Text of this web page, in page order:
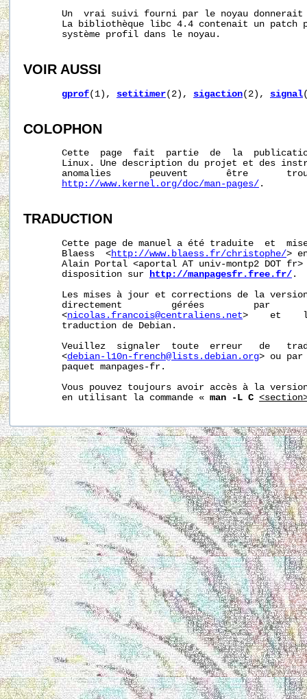
Un  vrai suivi fourni par le noyau
La bibliothèque libc 4.4 contenait un patch
       système profil dans le noyau.
VOIR AUSSI
gprof(1), setitimer(2), sigaction(2), signal
COLOPHON
Cette  page  fait  partie  de  la
Linux. Une description du projet et des
anomalies       peuvent       être
http://www.kernel.org/doc/man-pages/ .
TRADUCTION
Cette page de manuel a été traduite  et
       Blaess  <
http://www.blaess.fr/christophe/>
Alain Portal <aportal AT univ-montp2 DOT
       disposition sur
http://manpagesfr.free.fr/ .
Les mises à jour et corrections de la
directement         gérées         par
       <
nicolas.francois@centraliens.net>    et
       traduction de Debian.
Veuillez  signaler  toute  erreur   de
       <
debian-l10n-french@lists.debian.org> ou par
       paquet manpages-fr.
Vous pouvez toujours avoir accès à la
       en utilisant la commande «
man -L C